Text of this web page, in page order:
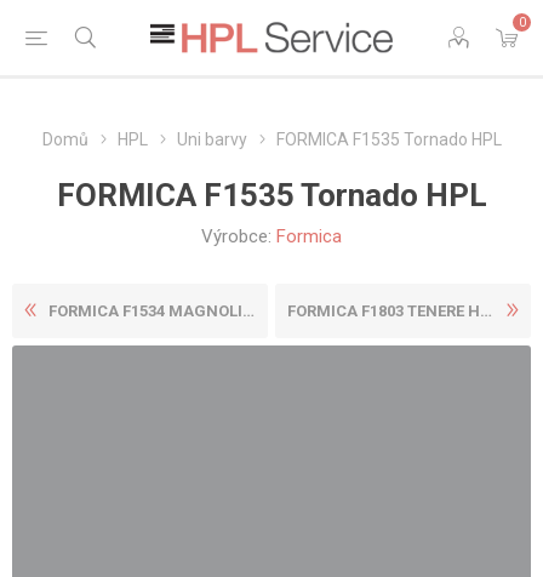
0
Domů HPL Uni barvy FORMICA F1535 Tornado HPL
FORMICA F1535 Tornado HPL
Výrobce: Formica
FORMICA F1534 MAGNOLIA HPL FORMICA F1803 TENERE HPL